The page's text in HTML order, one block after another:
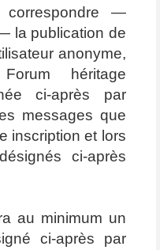
correspondre —
la publication de
anonyme,
héritage
ci-après par
messages que
inscription et lors
ci-après
au minimum un
ci-après par